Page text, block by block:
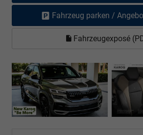
Fahrzeug parken /
Fahrzeugexposé